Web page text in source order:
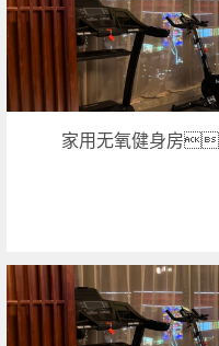
家用无氧健身房